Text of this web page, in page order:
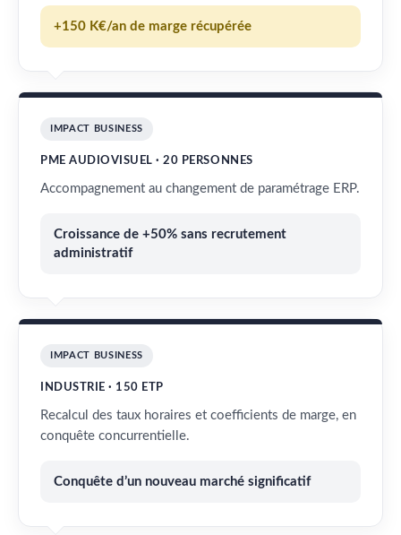
+150 K€/an de marge récupérée
IMPACT BUSINESS
PME AUDIOVISUEL · 20 PERSONNES
Accompagnement au changement de paramétrage ERP.
Croissance de +50% sans recrutement
administratif
IMPACT BUSINESS
INDUSTRIE · 150 ETP
Recalcul des taux horaires et coefficients de marge, en
conquête concurrentielle.
Conquête d’un nouveau marché significatif